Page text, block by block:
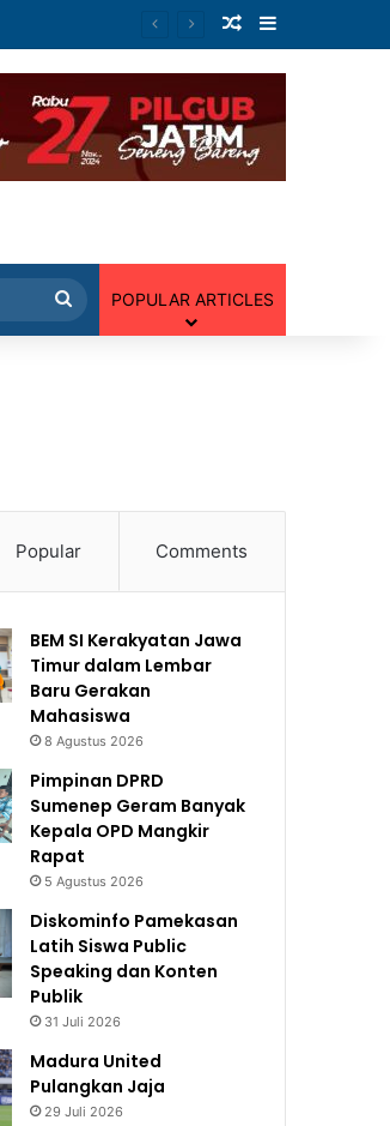
Artikel Random
berita
POPULAR ARTICLES
Popular Comments
BEM SI Kerakyatan Jawa
Timur dalam Lembar
Baru Gerakan
Mahasiswa
8 Agustus 2026
Pimpinan DPRD
Sumenep Geram Banyak
Kepala OPD Mangkir
Rapat
5 Agustus 2026
Diskominfo Pamekasan
Latih Siswa Public
Speaking dan Konten
Publik
31 Juli 2026
Madura United
Pulangkan Jaja
29 Juli 2026